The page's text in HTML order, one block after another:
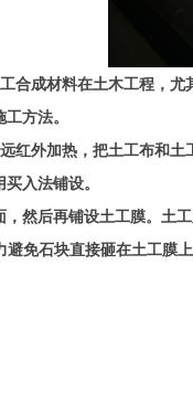
合成材料在土木工程，
方法。
红外加热，把土工布和
入法铺设。
，然后再铺设土工膜。
免石块直接砸在土工膜